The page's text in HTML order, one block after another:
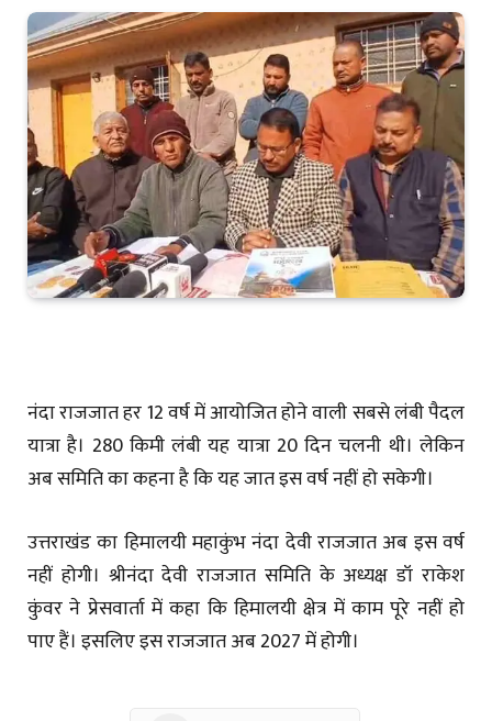
नंदा राजजात हर 12 वर्ष में आयोजित होने वाली सबसे लंबी पैदल
यात्रा है। 280 किमी लंबी यह यात्रा 20 दिन चलनी थी। लेकिन
अब समिति का कहना है कि यह जात इस वर्ष नहीं हो सकेगी।
उत्तराखंड का हिमालयी महाकुंभ नंदा देवी राजजात अब इस वर्ष
नहीं होगी। श्रीनंदा देवी राजजात समिति के अध्यक्ष डॉ राकेश
कुंवर ने प्रेसवार्ता में कहा कि हिमालयी क्षेत्र में काम पूरे नहीं हो
पाए हैं। इसलिए इस राजजात अब 2027 में होगी।